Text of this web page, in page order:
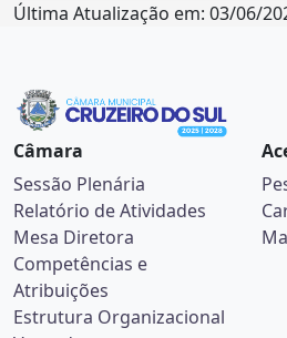
Última Atualização em: 03/06/
Câmara
Sessão Plenária
Relatório de Atividades
Mesa Diretora
Competências e
Atribuições
Estrutura Organizacional